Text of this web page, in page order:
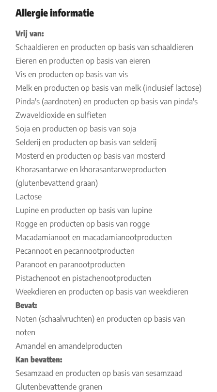
Allergie informatie
Vrij van:
Schaaldieren en producten op basis van schaaldieren
Eieren en producten op basis van eieren
Vis en producten op basis van vis
Melk en producten op basis van melk (inclusief lactose)
Pinda's (aardnoten) en producten op basis van pinda's
Zwaveldioxide en sulfieten
Soja en producten op basis van soja
Selderij en producten op basis van selderij
Mosterd en producten op basis van mosterd
Khorasantarwe en khorasantarweproducten
(glutenbevattend graan)
Lactose
Lupine en producten op basis van lupine
Rogge en producten op basis van rogge
Macadamianoot en macadamianootproducten
Pecannoot en pecannootproducten
Paranoot en paranootproducten
Pistachenoot en pistachenootproducten
Weekdieren en producten op basis van weekdieren
Bevat:
Noten (schaalvruchten) en producten op basis van
noten
Amandel en amandelproducten
Kan bevatten:
Sesamzaad en producten op basis van sesamzaad
Glutenbevattende granen